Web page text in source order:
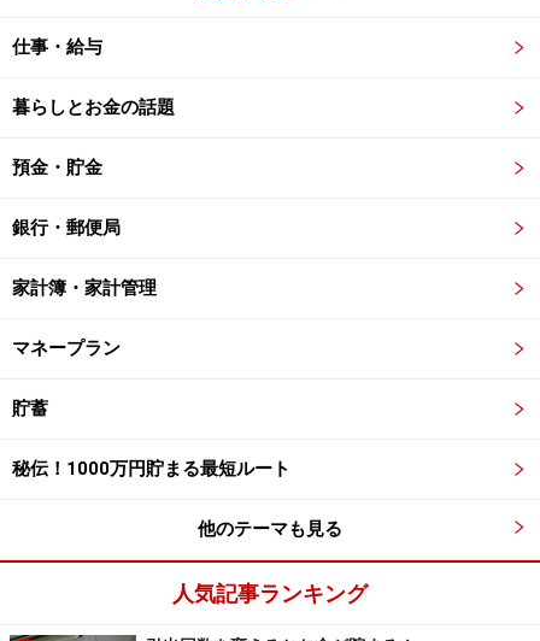
仕事・給与
暮らしとお金の話題
預金・貯金
銀行・郵便局
家計簿・家計管理
マネープラン
貯蓄
秘伝！1000万円貯まる最短ルート
他のテーマも見る
人気記事ランキング